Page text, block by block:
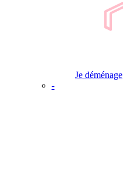
Je déménage
-